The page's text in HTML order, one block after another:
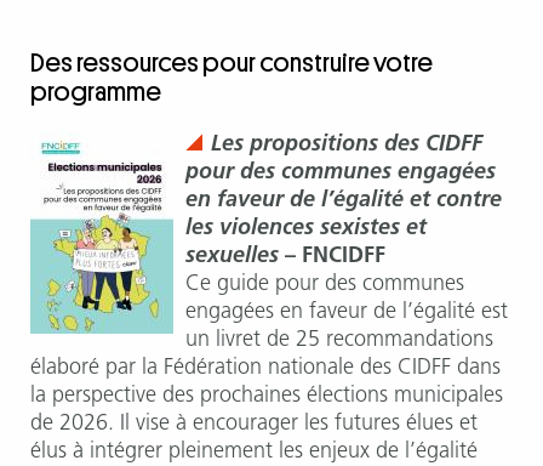
Des ressources pour construire votre
programme
Les propositions des CIDFF
pour des communes engagées
en faveur de l’égalité et contre
les violences sexistes et
sexuelles – FNCIDFF
Ce guide pour des communes
engagées en faveur de l’égalité est
un livret de 25 recommandations
élaboré par la Fédération nationale des CIDFF dans
la perspective des prochaines élections municipales
de 2026. Il vise à encourager les futures élues et
élus à intégrer pleinement les enjeux de l’égalité